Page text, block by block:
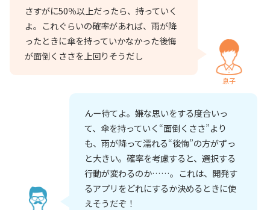
さすがに50％以上だったら、持っていく
よ。これぐらいの確率があれば、雨が降
ったときに傘を持っていかなかった後悔
が面倒くささを上回りそうだし
息子
んー待てよ。嫌な思いをする度合いっ
て、傘を持っていく“面倒くささ”より
も、雨が降って濡れる“後悔”の方がずっ
と大きい。確率を考慮すると、選択する
行動が変わるのか……。これは、開発す
るアプリをどれにするか決めるときに使
えそうだぞ！